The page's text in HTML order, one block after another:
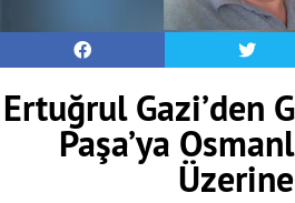
Ertuğrul Gazi’den
Paşa’ya